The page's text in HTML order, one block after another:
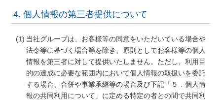
4. 個人情報の第三者提供について
当社グループは、お客様等の同意をいただいている場合や
法令等に基づく場合等を除き、原則としてお客様等の個人
情報を第三者に対して提供いたしません。ただし、利用目
的の達成に必要な範囲内において個人情報の取扱いを委託
する場合、合併や事業承継等の場合及び下記「５．個人情
報の共同利用について」に定める特定の者との間で共同利